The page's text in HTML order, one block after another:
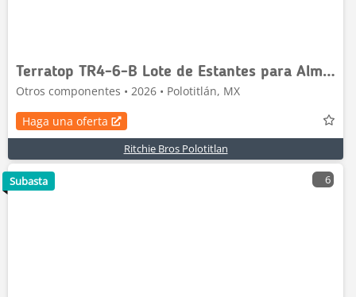
Terratop TR4-6-B Lote de Estantes para Almacen (Si
Otros componentes • 2026 • Polotitlán, MX
Haga una oferta
Ritchie Bros Polotitlan
6
Subasta